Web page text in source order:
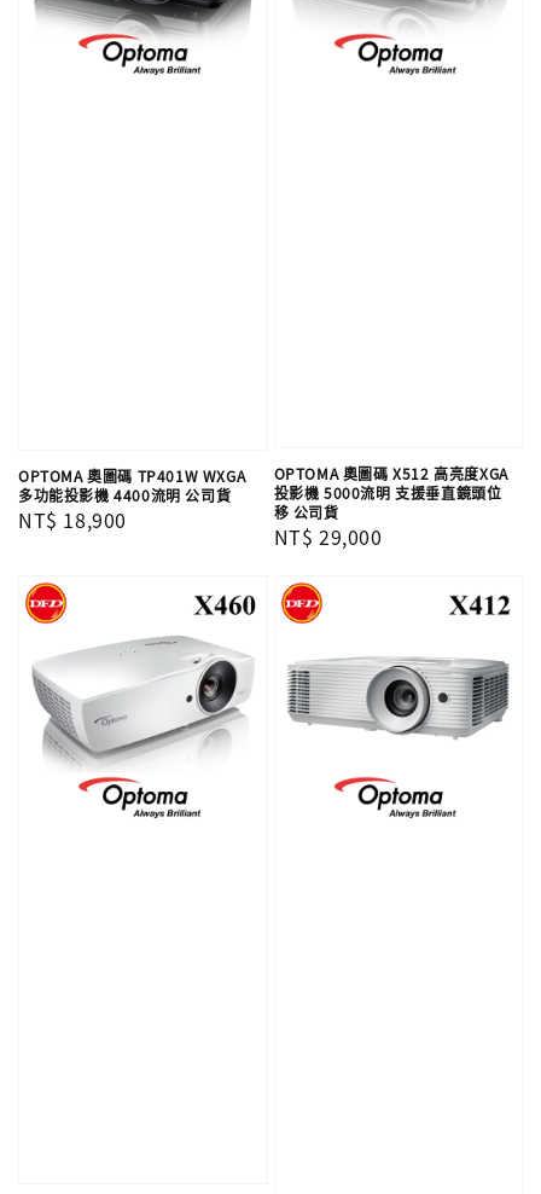
OPTOMA 奧圖碼 TP401W WXGA
多功能投影機 4400流明 公司貨
Regular
NT$ 18,900
OPTOMA 奧圖碼 X512 高亮度XGA
投影機 5000流明 支援垂直鏡頭位
移 公司貨
Regular
NT$ 29,000